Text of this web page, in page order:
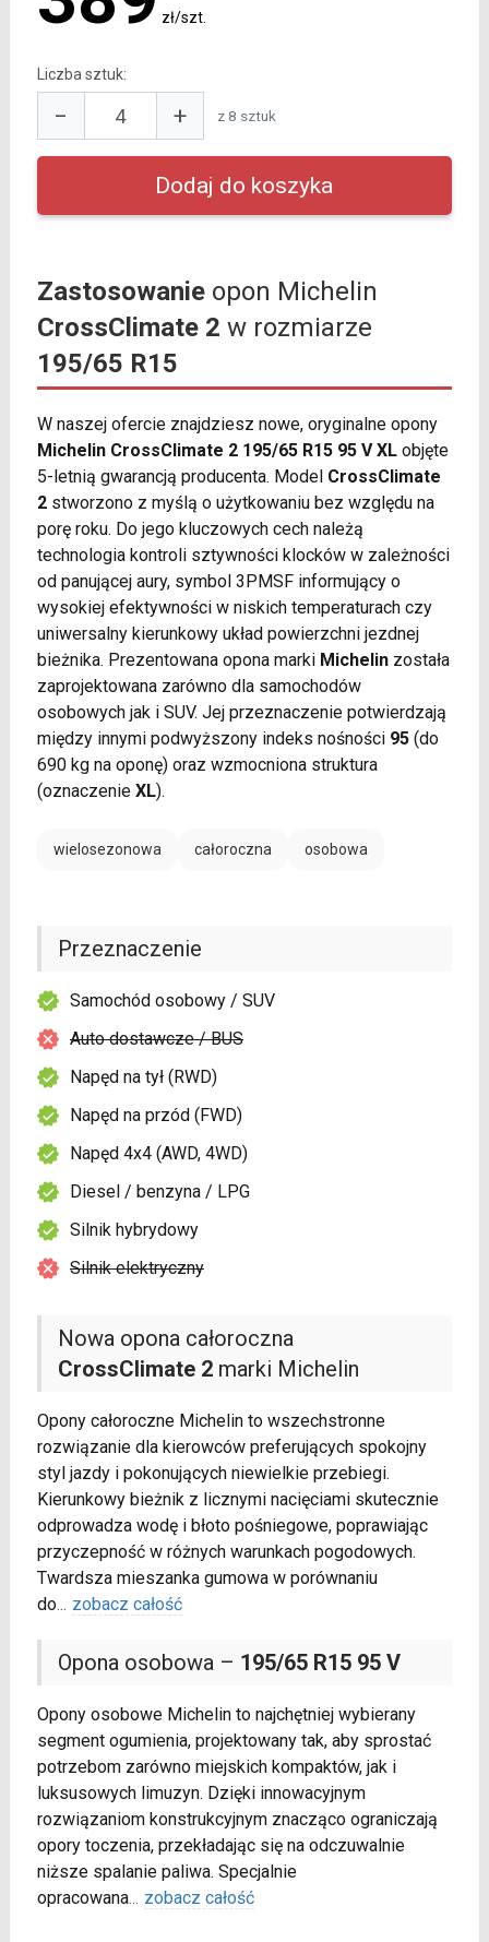
zł/szt.
Liczba sztuk:
− + z 8 sztuk
Zastosowanieopon Michelin
CrossClimate 2 w rozmiarze
195/65 R15
W naszej ofercie znajdziesz nowe, oryginalne opony
Michelin CrossClimate 2 195/65 R15 95 V XLobjęte
5-letnią gwarancją producenta. Model CrossClimate
2stworzono z myślą o użytkowaniu bez względu na
porę roku. Do jego kluczowych cech należą
technologia kontroli sztywności klocków w zależności
od panującej aury, symbol 3PMSF informujący o
wysokiej efektywności w niskich temperaturach czy
uniwersalny kierunkowy układ powierzchni jezdnej
bieżnika. Prezentowana opona marki Michelinzostała
zaprojektowana zarówno dla samochodów
osobowych jak i SUV. Jej przeznaczenie potwierdzają
między innymi podwyższony indeks nośności 95(do
690 kg na oponę) oraz wzmocniona struktura
(oznaczenie XL).
wielosezonowa całoroczna osobowa
Nowa opona całoroczna
CrossClimate 2marki Michelin
Opony całoroczne Michelin to wszechstronne
rozwiązanie dla kierowców preferujących spokojny
styl jazdy i pokonujących niewielkie przebiegi.
Kierunkowy bieżnik z licznymi nacięciami skutecznie
odprowadza wodę i błoto pośniegowe, poprawiając
przyczepność w różnych warunkach pogodowych.
Twardsza mieszanka gumowa w porównaniu
do... zobacz całość
Opona osobowa – 195/65 R15 95 V
Opony osobowe Michelin to najchętniej wybierany
segment ogumienia, projektowany tak, aby sprostać
potrzebom zarówno miejskich kompaktów, jak i
luksusowych limuzyn. Dzięki innowacyjnym
rozwiązaniom konstrukcyjnym znacząco ograniczają
opory toczenia, przekładając się na odczuwalnie
niższe spalanie paliwa. Specjalnie
opracowana... zobacz całość
Przeznaczenie
Samochód osobowy / SUV
Auto dostawcze / BUS
Napęd na tył (RWD)
Napęd na przód (FWD)
Napęd 4x4 (AWD, 4WD)
Diesel / benzyna / LPG
Silnik hybrydowy
Silnik elektryczny